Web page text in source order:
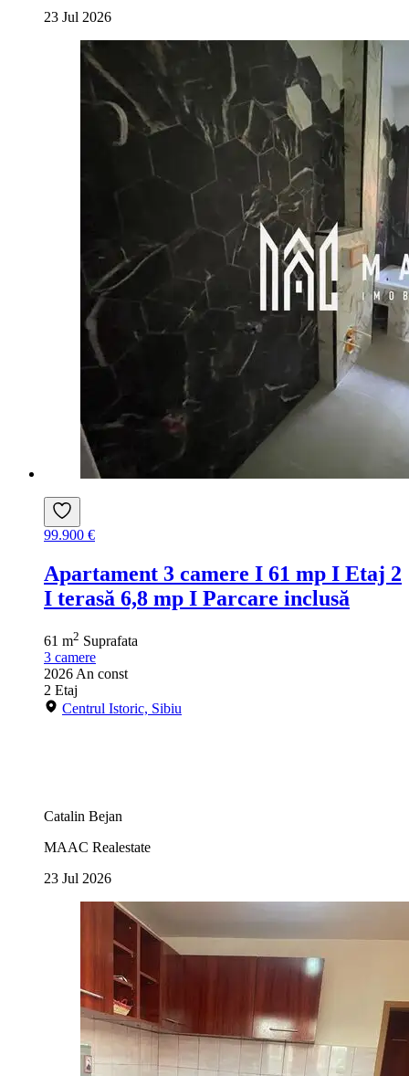
23 Jul 2026
99.900 €
Apartament 3 camere I 61 mp I Etaj 2
I terasă 6,8 mp I Parcare inclusă
61 m2 Suprafata
3 camere
2026 An const
2 Etaj
Centrul Istoric, Sibiu
Catalin Bejan
MAAC Realestate
23 Jul 2026